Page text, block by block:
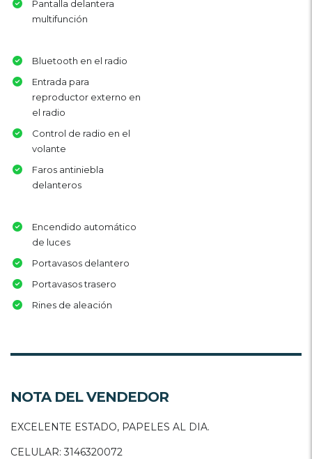
Pantalla delantera
multifunción
Bluetooth en el radio
Entrada para
reproductor externo en
el radio
Control de radio en el
volante
Faros antiniebla
delanteros
Encendido automático
de luces
Portavasos delantero
Portavasos trasero
Rines de aleación
NOTA DEL VENDEDOR
EXCELENTE ESTADO, PAPELES AL DIA.
CELULAR: 3146320072